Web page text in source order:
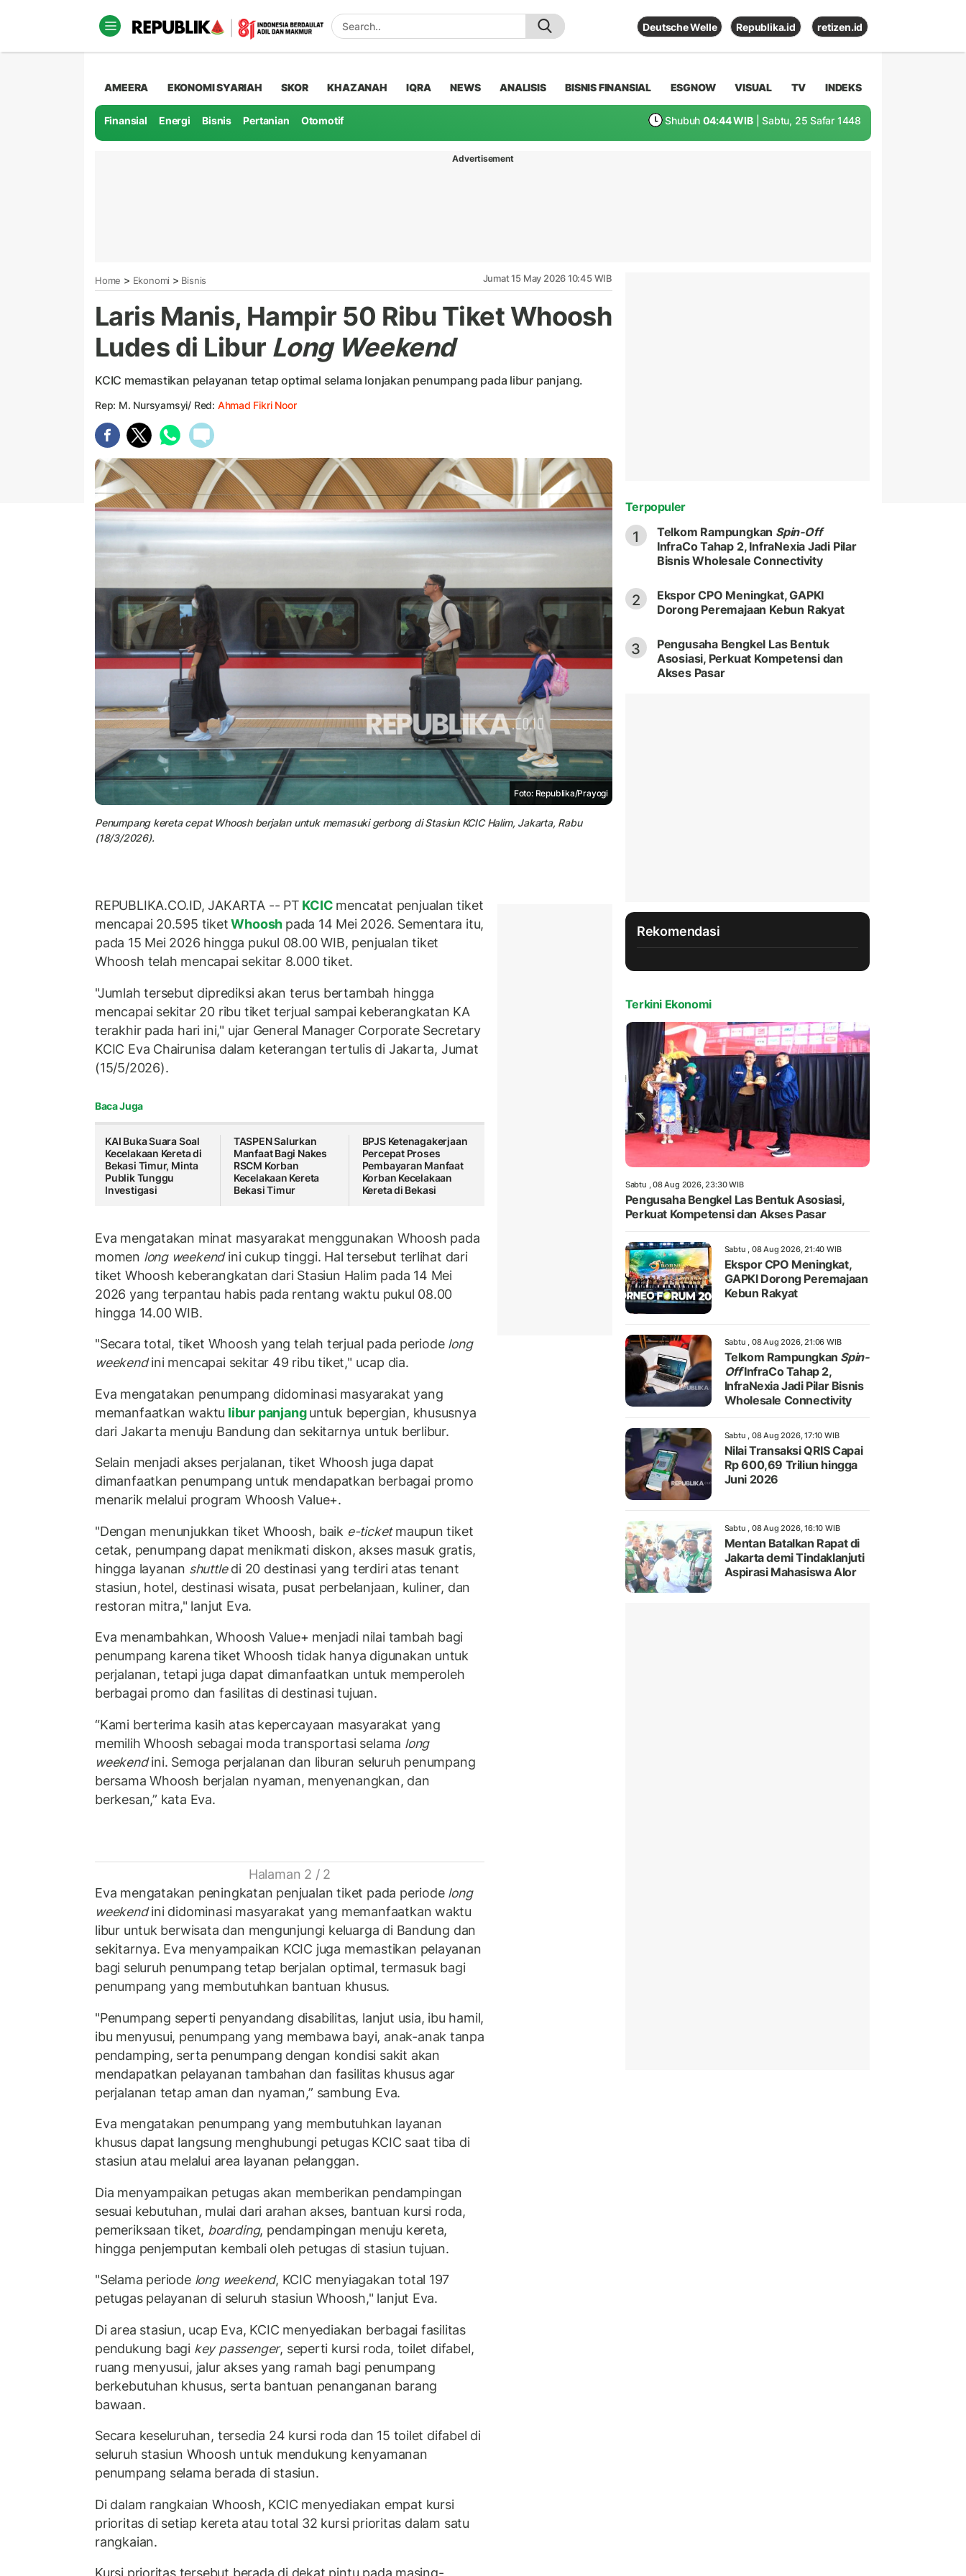
Deutsche Welle Republika.id retizen.id
AMEERA EKONOMI SYARIAH SKOR KHAZANAH IQRA NEWS ANALISIS BISNIS FINANSIAL ESGNOW VISUAL TV INDEKS
Finansial Energi Bisnis Pertanian Otomotif Shubuh 04:44 WIB | Sabtu, 25 Safar 1448
Advertisement
Home > Ekonomi > Bisnis Jumat 15 May 2026 10:45 WIB
Laris Manis, Hampir 50 Ribu Tiket Whoosh
Ludes di Libur Long Weekend
KCIC memastikan pelayanan tetap optimal selama lonjakan penumpang pada libur panjang.
Rep: M. Nursyamsyi/ Red: Ahmad Fikri Noor
Foto: Republika/Prayogi
Penumpang kereta cepat Whoosh berjalan untuk memasuki gerbong di Stasiun KCIC Halim, Jakarta, Rabu
(18/3/2026).
REPUBLIKA.CO.ID, JAKARTA -- PT KCIC mencatat penjualan tiket
mencapai 20.595 tiketWhoosh pada 14 Mei 2026. Sementara itu,
pada 15 Mei 2026 hingga pukul 08.00 WIB, penjualan tiket
Whoosh telah mencapai sekitar 8.000 tiket.
"Jumlah tersebut diprediksi akan terus bertambah hingga
mencapai sekitar 20 ribu tiket terjual sampai keberangkatan KA
terakhir pada hari ini," ujar General Manager Corporate Secretary
KCIC Eva Chairunisa dalam keterangan tertulis di Jakarta, Jumat
(15/5/2026).
Baca Juga
KAI Buka Suara Soal
Kecelakaan Kereta di
Bekasi Timur, Minta
Publik Tunggu
Investigasi
TASPEN Salurkan
Manfaat Bagi Nakes
RSCM Korban
Kecelakaan Kereta
Bekasi Timur
BPJS Ketenagakerjaan
Percepat Proses
Pembayaran Manfaat
Korban Kecelakaan
Kereta di Bekasi
Eva mengatakan minat masyarakat menggunakan Whoosh pada
momen long weekendini cukup tinggi. Hal tersebut terlihat dari
tiket Whoosh keberangkatan dari Stasiun Halim pada 14 Mei
2026 yang terpantau habis pada rentang waktu pukul 08.00
hingga 14.00 WIB.
"Secara total, tiket Whoosh yang telah terjual pada periode long
weekendini mencapai sekitar 49 ribu tiket," ucap dia.
Eva mengatakan penumpang didominasi masyarakat yang
memanfaatkan waktu libur panjanguntuk bepergian, khususnya
dari Jakarta menuju Bandung dan sekitarnya untuk berlibur.
Selain menjadi akses perjalanan, tiket Whoosh juga dapat
dimanfaatkan penumpang untuk mendapatkan berbagai promo
menarik melalui program Whoosh Value+.
"Dengan menunjukkan tiket Whoosh, baik e-ticketmaupun tiket
cetak, penumpang dapat menikmati diskon, akses masuk gratis,
hingga layanan shuttledi 20 destinasi yang terdiri atas tenant
stasiun, hotel, destinasi wisata, pusat perbelanjaan, kuliner, dan
restoran mitra," lanjut Eva.
Eva menambahkan, Whoosh Value+ menjadi nilai tambah bagi
penumpang karena tiket Whoosh tidak hanya digunakan untuk
perjalanan, tetapi juga dapat dimanfaatkan untuk memperoleh
berbagai promo dan fasilitas di destinasi tujuan.
“Kami berterima kasih atas kepercayaan masyarakat yang
memilih Whoosh sebagai moda transportasi selama long
weekendini. Semoga perjalanan dan liburan seluruh penumpang
bersama Whoosh berjalan nyaman, menyenangkan, dan
berkesan,” kata Eva.
Halaman 2 / 2
Eva mengatakan peningkatan penjualan tiket pada periode long
weekendini didominasi masyarakat yang memanfaatkan waktu
libur untuk berwisata dan mengunjungi keluarga di Bandung dan
sekitarnya. Eva menyampaikan KCIC juga memastikan pelayanan
bagi seluruh penumpang tetap berjalan optimal, termasuk bagi
penumpang yang membutuhkan bantuan khusus.
"Penumpang seperti penyandang disabilitas, lanjut usia, ibu hamil,
ibu menyusui, penumpang yang membawa bayi, anak-anak tanpa
pendamping, serta penumpang dengan kondisi sakit akan
mendapatkan pelayanan tambahan dan fasilitas khusus agar
perjalanan tetap aman dan nyaman,” sambung Eva.
Eva mengatakan penumpang yang membutuhkan layanan
khusus dapat langsung menghubungi petugas KCIC saat tiba di
stasiun atau melalui area layanan pelanggan.
Dia menyampaikan petugas akan memberikan pendampingan
sesuai kebutuhan, mulai dari arahan akses, bantuan kursi roda,
pemeriksaan tiket, boarding, pendampingan menuju kereta,
hingga penjemputan kembali oleh petugas di stasiun tujuan.
"Selama periode long weekend, KCIC menyiagakan total 197
petugas pelayanan di seluruh stasiun Whoosh," lanjut Eva.
Di area stasiun, ucap Eva, KCIC menyediakan berbagai fasilitas
pendukung bagi key passenger, seperti kursi roda, toilet difabel,
ruang menyusui, jalur akses yang ramah bagi penumpang
berkebutuhan khusus, serta bantuan penanganan barang
bawaan.
Secara keseluruhan, tersedia 24 kursi roda dan 15 toilet difabel di
seluruh stasiun Whoosh untuk mendukung kenyamanan
penumpang selama berada di stasiun.
Di dalam rangkaian Whoosh, KCIC menyediakan empat kursi
prioritas di setiap kereta atau total 32 kursi prioritas dalam satu
rangkaian.
Kursi prioritas tersebut berada di dekat pintu pada masing-
Terpopuler
1 Telkom Rampungkan Spin-Off
InfraCo Tahap 2, InfraNexia Jadi Pilar
Bisnis Wholesale Connectivity
2
Ekspor CPO Meningkat, GAPKI
Dorong Peremajaan Kebun Rakyat
3
Pengusaha Bengkel Las Bentuk
Asosiasi, Perkuat Kompetensi dan
Akses Pasar
Rekomendasi
Terkini Ekonomi
Sabtu , 08 Aug 2026, 23:30 WIB
Pengusaha Bengkel Las Bentuk Asosiasi,
Perkuat Kompetensi dan Akses Pasar
Sabtu , 08 Aug 2026, 21:40 WIB
Ekspor CPO Meningkat,
GAPKI Dorong Peremajaan
Kebun Rakyat
Sabtu , 08 Aug 2026, 21:06 WIB
Telkom Rampungkan Spin-
OffInfraCo Tahap 2,
InfraNexia Jadi Pilar Bisnis
Wholesale Connectivity
Sabtu , 08 Aug 2026, 17:10 WIB
Nilai Transaksi QRIS Capai
Rp 600,69 Triliun hingga
Juni 2026
Sabtu , 08 Aug 2026, 16:10 WIB
Mentan Batalkan Rapat di
Jakarta demi Tindaklanjuti
Aspirasi Mahasiswa Alor